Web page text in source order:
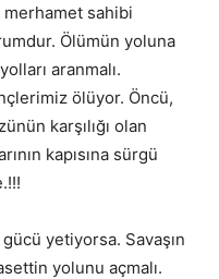
sahibi
Ölümün yoluna
aranmalı.
ölüyor. Öncü,
karşılığı olan
kapısına sürgü
yetiyorsa. Savaşın
yolunu açmalı.